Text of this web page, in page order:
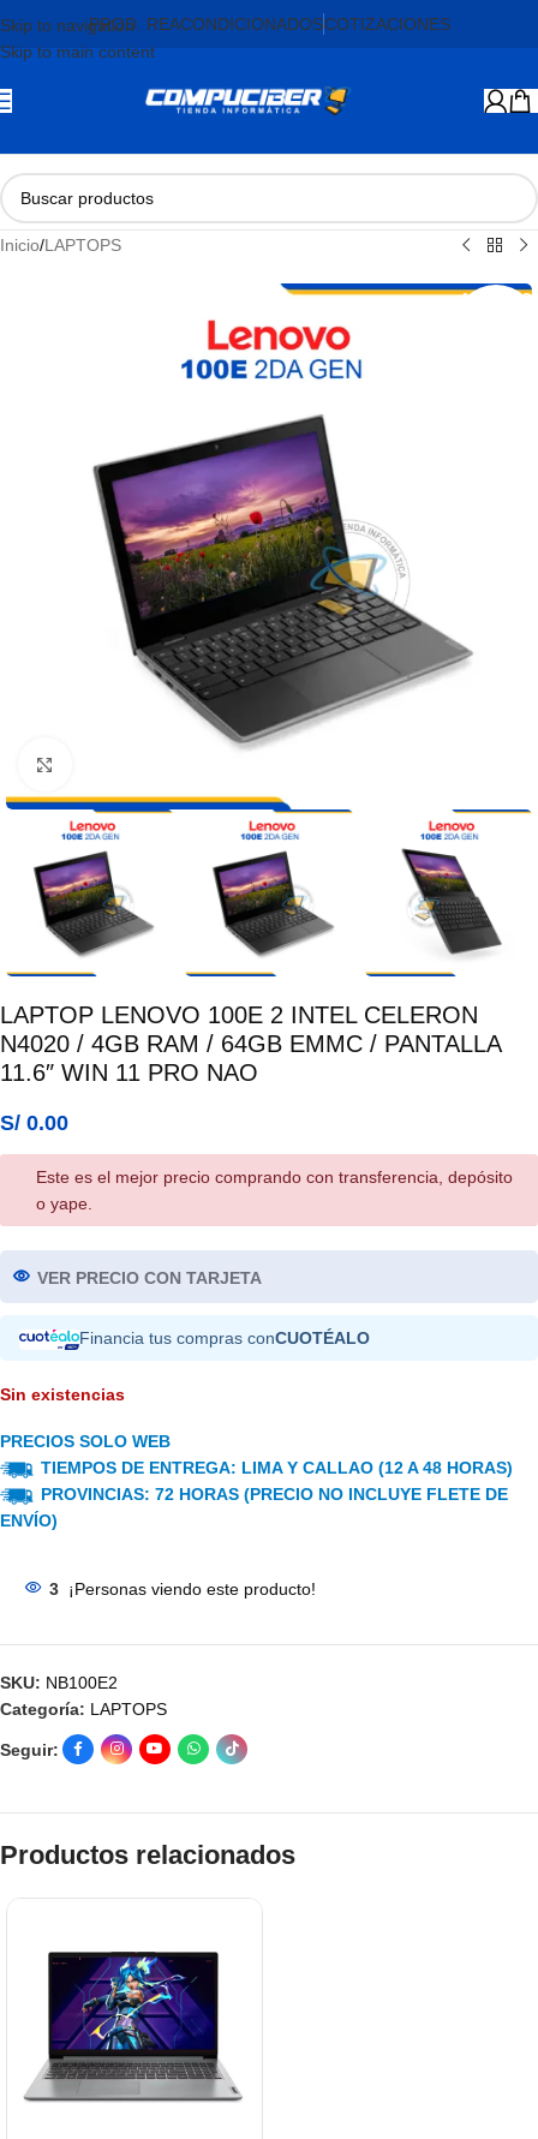
Skip to navigation
Skip to main content
PROD. REACONDICIONADOSCOTIZACIONES
Inicio/LAPTOPS
AGOTADO
LAPTOP LENOVO 100E 2 INTEL CELERON
N4020 / 4GB RAM / 64GB EMMC / PANTALLA
11.6″ WIN 11 PRO NAO
S/ 0.00
Este es el mejor precio comprando con transferencia, depósito
o yape.
VER PRECIO CON TARJETA
Financia tus compras conCUOTÉALO
Sin existencias
PRECIOS SOLO WEB
TIEMPOS DE ENTREGA: LIMA Y CALLAO (12 A 48 HORAS)
PROVINCIAS: 72 HORAS (PRECIO NO INCLUYE FLETE DE
ENVÍO)
3 ¡Personas viendo este producto!
SKU: NB100E2
Categoría: LAPTOPS
Seguir:
Productos relacionados